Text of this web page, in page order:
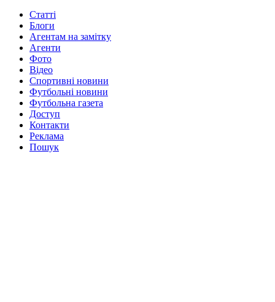
Статті
Блоги
Агентам на замітку
Агенти
Фото
Відео
Спортивні новини
Футбольні новини
Футбольна газета
Доступ
Контакти
Реклама
Пошук